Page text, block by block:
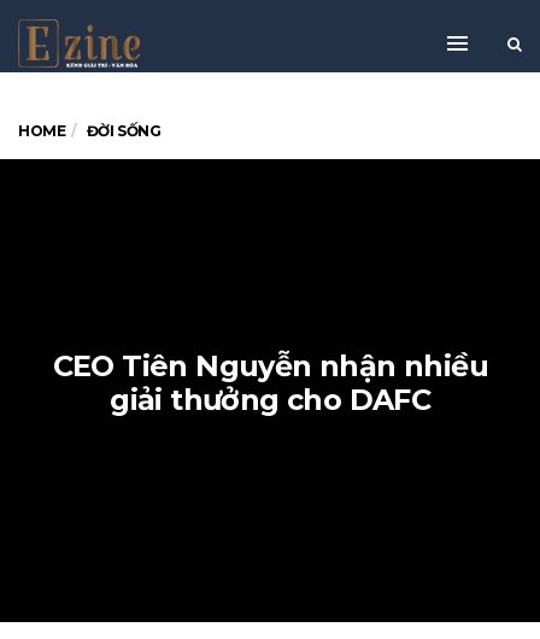
HOME ĐỜI SỐNG
CEO Tiên Nguyễn nhận nhiều
giải thưởng cho DAFC